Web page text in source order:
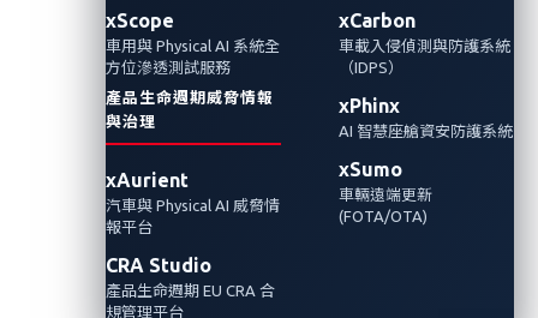
xScope
車用與 Physical AI 系統全
方位滲透測試服務
產品生命週期威脅情報
與治理
xAurient
汽車與 Physical AI 威脅情
報平台
CRA Studio
產品生命週期 EU CRA 合
規管理平台
xCarbon
車載入侵偵測與防護系統
（IDPS）
xPhinx
AI 智慧座艙資安防護系統
xSumo
車輛遠端更新
(FOTA/OTA)
引領零時差漏洞發現的汽車網路安全盛事